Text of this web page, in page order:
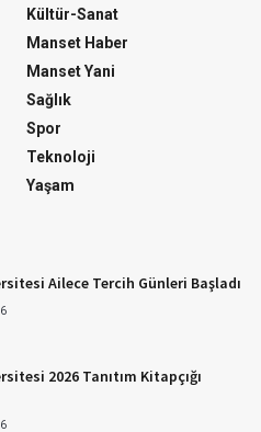
Kültür-Sanat
Manset Haber
Manset Yani
Sağlık
Spor
Teknoloji
Yaşam
Ailece Tercih Günleri Başladı
2026 Tanıtım Kitapçığı